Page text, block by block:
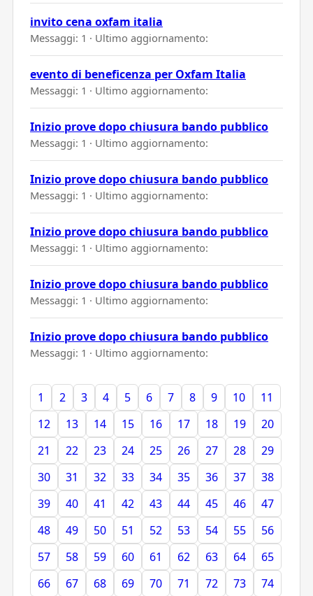
invito cena oxfam italia
Messaggi: 1 · Ultimo aggiornamento:
evento di beneficenza per Oxfam Italia
Messaggi: 1 · Ultimo aggiornamento:
Inizio prove dopo chiusura bando pubblico
Messaggi: 1 · Ultimo aggiornamento:
Inizio prove dopo chiusura bando pubblico
Messaggi: 1 · Ultimo aggiornamento:
Inizio prove dopo chiusura bando pubblico
Messaggi: 1 · Ultimo aggiornamento:
Inizio prove dopo chiusura bando pubblico
Messaggi: 1 · Ultimo aggiornamento:
Inizio prove dopo chiusura bando pubblico
Messaggi: 1 · Ultimo aggiornamento:
1 2 3 4 5 6 7 8 9 10
11
12
13 14 15 16 17 18 19
20
21
22 23 24 25 26 27 28
29
30
31 32 33 34 35 36 37
38
39
40 41 42 43 44 45 46
47
48
49 50 51 52 53 54 55
56
57
58 59 60 61 62 63 64
65
66
67 68 69 70 71 72 73 74